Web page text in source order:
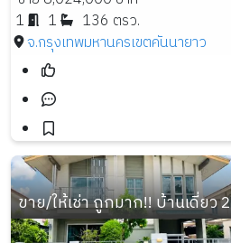
1
1
136 ตรว.
จ.กรุงเทพมหานครเขตคันนายาว
ขาย/ให้เช่า ถูกมาก!! บ้านเดี่ย